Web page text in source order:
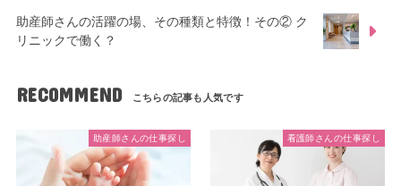
助産師さんの活躍の場、その種類と特徴！その② ク
リニックで働く？
RECOMMEND
助産師さんの仕事探し 看護師さんの仕事探し